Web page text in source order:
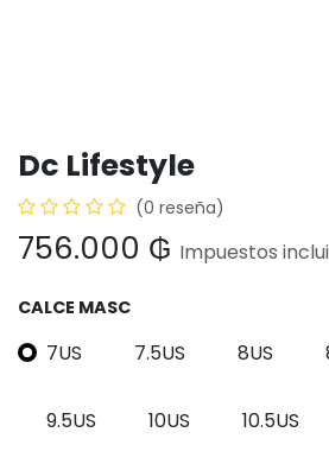
Dc Lifestyle
(0 reseña)
756.000 ₲ Impuestos
CALCE MASC
7US 7.5US 8US
9.5US 10US 10.5US